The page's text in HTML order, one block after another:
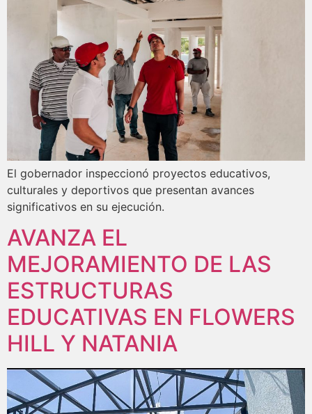
El gobernador inspeccionó proyectos educativos,
culturales y deportivos que presentan avances
significativos en su ejecución.
AVANZA EL
MEJORAMIENTO DE LAS
ESTRUCTURAS
EDUCATIVAS EN FLOWERS
HILL Y NATANIA